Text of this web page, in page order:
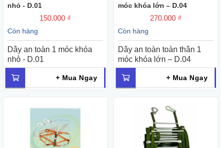
nhỏ - D.01
150.000 ₫
Còn hàng
Dây an toàn 1 móc khóa
nhỏ - D.01
+ Mua Ngay
móc khóa lớn – D.04
270.000 ₫
Còn hàng
Dây an toàn toàn thân 1
móc khóa lớn – D.04
+ Mua Ngay